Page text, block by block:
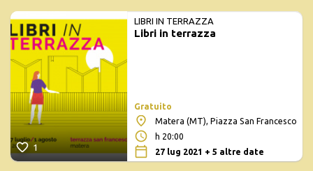
1
LIBRI IN TERRAZZA
Libri in terrazza
Gratuito
Matera (MT), Piazza San Francesco
h 20:00
27 lug 2021 + 5 altre date